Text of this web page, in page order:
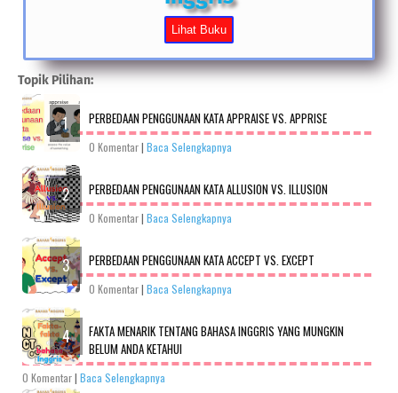
Topik Pilihan:
PERBEDAAN PENGGUNAAN KATA APPRAISE VS. APPRISE
0 Komentar| Baca Selengkapnya
PERBEDAAN PENGGUNAAN KATA ALLUSION VS. ILLUSION
0 Komentar| Baca Selengkapnya
PERBEDAAN PENGGUNAAN KATA ACCEPT VS. EXCEPT
0 Komentar| Baca Selengkapnya
FAKTA MENARIK TENTANG BAHASA INGGRIS YANG MUNGKIN
BELUM ANDA KETAHUI
0 Komentar| Baca Selengkapnya